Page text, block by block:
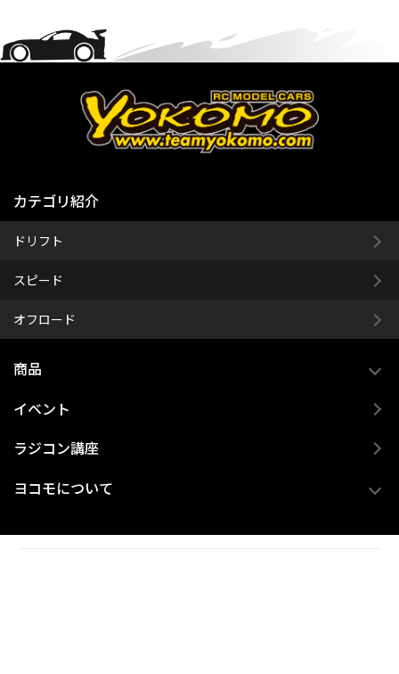
カテゴリ紹介
ドリフト
スピード
オフロード
商品
イベント
ラジコン講座
ヨコモについて